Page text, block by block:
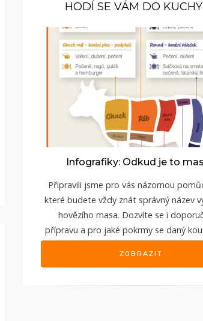
HODÍ SE VÁM DO
Infografiky: Odkud je to
Připravili jsme pro vás názornou
které budete vždy znát správný název
hovězího masa. Dozvíte se i
přípravu a pro jaké pokrmy se daný
ZOBRAZIT